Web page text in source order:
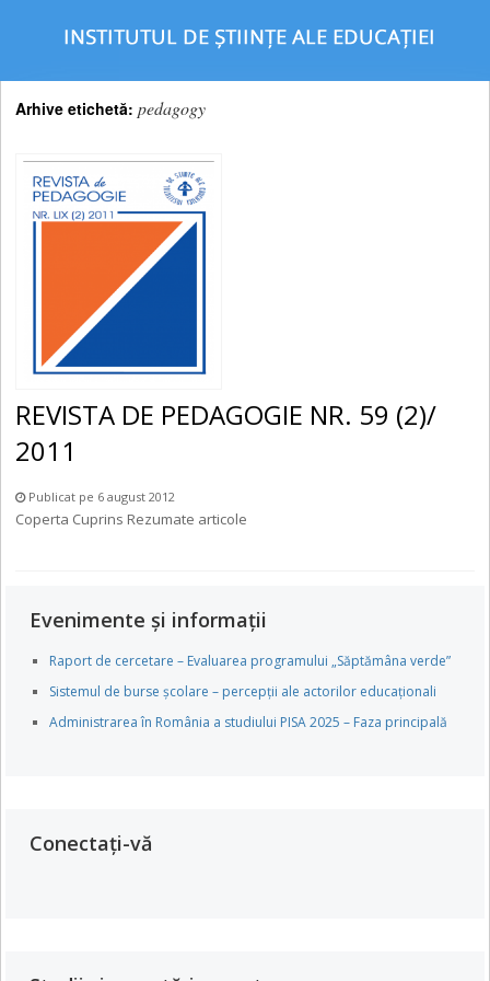
Arhive etichetă:pedagogy
REVISTA DE PEDAGOGIE NR. 59 (2)/
2011
Publicat pe 6 august 2012
Coperta Cuprins Rezumate articole
Evenimente și informații
Raport de cercetare – Evaluarea programului „Săptămâna verde”
Sistemul de burse școlare – percepții ale actorilor educaționali
Administrarea în România a studiului PISA 2025 – Faza principală
Conectați-vă